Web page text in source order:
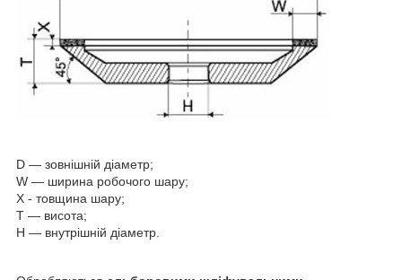
D — зовнішній діаметр;
W — ширина робочого шару;
Х - товщина шару;
Т — висота;
Н — внутрішній діаметр.